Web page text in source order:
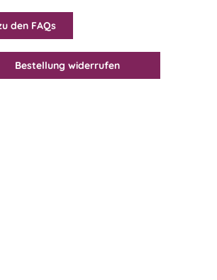
den FAQs
Bestellung widerrufen